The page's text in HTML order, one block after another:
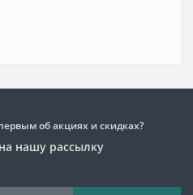
об акциях и скидках?
нашу рассылку